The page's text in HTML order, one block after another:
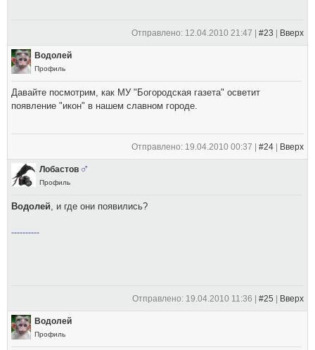
Отправлено: 12.04.2010 21:47 | #23 Вверх
Водолей
Профиль
Давайте посмотрим, как МУ "Богородская газета" осветит
появление "икон" в нашем славном городе.
Отправлено: 19.04.2010 00:37 | #24 Вверх
Лобастов
Профиль
Водолей, и где они появились?
----------
Отправлено: 19.04.2010 11:36 | #25 Вверх
Водолей
Профиль